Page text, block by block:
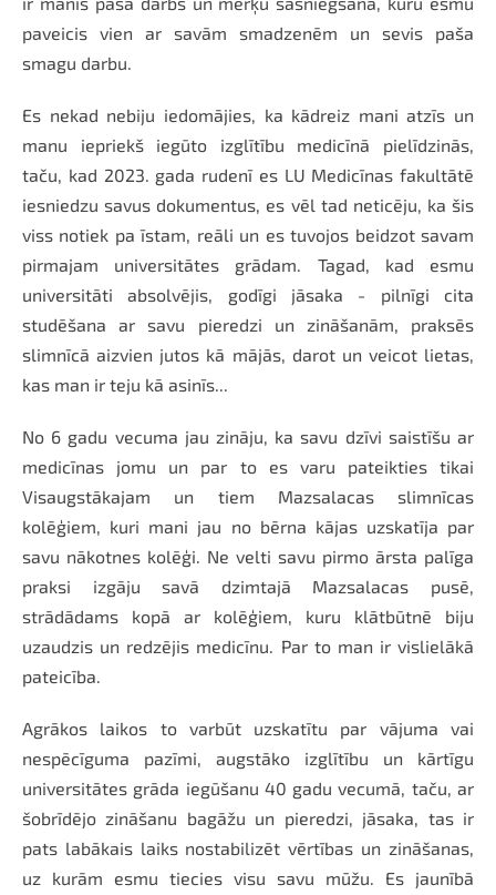
paveicis vien ar savām smadzenēm un sevis paša
smagu darbu.
Es nekad nebiju iedomājies, ka kādreiz mani atzīs un
manu iepriekš iegūto izglītību medicīnā pielīdzinās,
taču, kad 2023. gada rudenī es LU Medicīnas fakultātē
iesniedzu savus dokumentus, es vēl tad neticēju, ka šis
viss notiek pa īstam, reāli un es tuvojos beidzot savam
pirmajam universitātes grādam. Tagad, kad esmu
universitāti absolvējis, godīgi jāsaka - pilnīgi cita
studēšana ar savu pieredzi un zināšanām, praksēs
slimnīcā aizvien jutos kā mājās, darot un veicot lietas,
kas man ir teju kā asinīs...
No 6 gadu vecuma jau zināju, ka savu dzīvi saistīšu ar
medicīnas jomu un par to es varu pateikties tikai
Visaugstākajam un tiem Mazsalacas slimnīcas
kolēģiem, kuri mani jau no bērna kājas uzskatīja par
savu nākotnes kolēģi. Ne velti savu pirmo ārsta palīga
praksi izgāju savā dzimtajā Mazsalacas pusē,
strādādams kopā ar kolēģiem, kuru klātbūtnē biju
uzaudzis un redzējis medicīnu. Par to man ir vislielākā
pateicība.
Agrākos laikos to varbūt uzskatītu par vājuma vai
nespēcīguma pazīmi, augstāko izglītību un kārtīgu
universitātes grāda iegūšanu 40 gadu vecumā, taču, ar
šobrīdējo zināšanu bagāžu un pieredzi, jāsaka, tas ir
pats labākais laiks nostabilizēt vērtības un zināšanas,
uz kurām esmu tiecies visu savu mūžu. Es jaunībā